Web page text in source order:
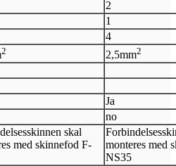
2
1
4
2 2,5mm2
Ja
no
skal
med skinnefod F-
monteres med
NS35